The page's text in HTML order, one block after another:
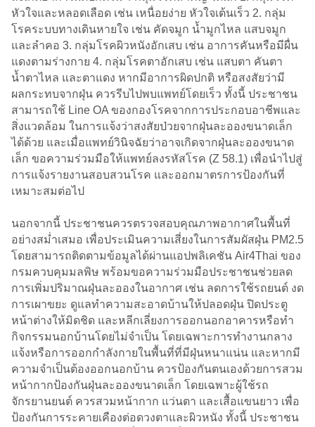
หัวใจและหลอดเลือด เช่น เหนื่อยง่าย หัวใจเต้นเร็ว 2. กลุ่ม
โรคระบบทางเดินหายใจ เช่น คัดจมูก น้ำมูกไหล แสบจมูก
และลำคอ 3. กลุ่มโรคผิวหนังอักเสบ เช่น อาการคันหรือมีผื่น
แดงตามร่างกาย 4. กลุ่มโรคตาอักเสบ เช่น แสบตา คันตา
น้ำตาไหล และตาแดง หากมีอาการผิดปกติ หรือสงสัยว่ามี
ผลกระทบจากฝุ่น ควรรีบไปพบแพทย์โดยเร็ว ทั้งนี้ ประชาชน
สามารถใช้ Line OA ของกองโรคจากการประกอบอาชีพและ
สิ่งแวดล้อม ในการแจ้งว่าสงสัยป่วยจากฝุ่นละอองขนาดเล็ก
ได้ด้วย และเมื่อแพทย์วินิจฉัยว่าอาจเกิดจากฝุ่นละอองขนาด
เล็ก ขอความร่วมมือให้แพทย์ลงรหัสโรค (Z 58.1) เพื่อนำไปสู่
การแจ้งรายงานสอบสวนโรค และออกมาตรการป้องกันที่
เหมาะสมต่อไป
นอกจากนี้ ประชาชนควรตรวจสอบคุณภาพอากาศในพื้นที่
อย่างสม่ำเสมอ เพื่อประเมินความเสี่ยงในการสัมผัสฝุ่น PM2.5
โดยสามารถติดตามข้อมูลได้ผ่านแอปพลิเคชัน Air4Thai ของ
กรมควบคุมมลพิษ พร้อมขอความร่วมมือประชาชนช่วยลด
การเพิ่มปริมาณฝุ่นละอองในอากาศ เช่น ลดการใช้รถยนต์ งด
การเผาขยะ ดูแลทำความสะอาดบ้านให้ปลอดฝุ่น ปิดประตู
หน้าต่างให้มิดชิด และหลีกเลี่ยงการออกนอกอาคารหรือทำ
กิจกรรมนอกบ้านโดยไม่จำเป็น โดยเฉพาะการทำงานกลาง
แจ้งหรือการออกกำลังกายในพื้นที่ที่มีฝุ่นหนาแน่น และหากมี
ความจำเป็นต้องออกนอกบ้าน ควรป้องกันตนเองด้วยการสวม
หน้ากากป้องกันฝุ่นละอองขนาดเล็ก โดยเฉพาะผู้ใช้รถ
จักรยานยนต์ ควรสวมหน้ากาก แว่นตา และเสื้อแขนยาว เพื่อ
ป้องกันการระคายเคืองต่อดวงตาและผิวหนัง ทั้งนี้ ประชาชน